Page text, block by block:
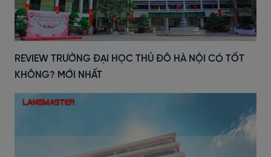
REVIEW TRƯỜNG ĐẠI HỌC THỦ ĐÔ HÀ NỘI CÓ TỐT
KHÔNG? MỚI NHẤT